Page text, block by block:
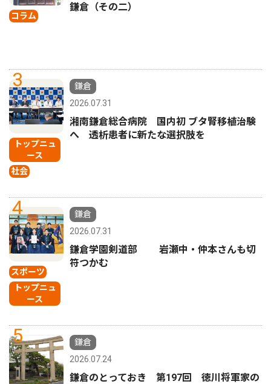
コラム
鎌倉（その二）
3
トップニュ
ース
社会
鎌倉
2026.07.31
湘南鎌倉総合病院 国内初 ブタ腎移植治験
へ 透析患者に新たな選択肢を
4
スポーツ
トップニュ
ース
鎌倉
2026.07.31
鎌倉学園剣道部 岩瀬中・仲本さんも切
符つかむ
5
鎌倉
2026.07.24
鎌倉のとっておき 第197回 徳川将軍家の